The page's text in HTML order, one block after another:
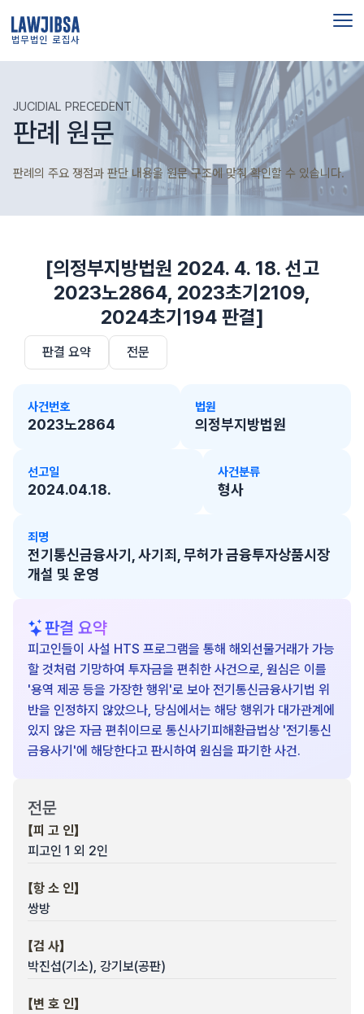
법무법인 로집사
JUCIDIAL PRECEDENT
판례 원문
판례의 주요 쟁점과 판단 내용을 원문 구조에 맞춰 확인할 수 있습니다.
[의정부지방법원 2024. 4. 18. 선고
2023노2864, 2023초기2109,
2024초기194 판결]
판결 요약 전문
사건번호
2023노2864
법원
의정부지방법원
선고일
2024.04.18.
사건분류
형사
죄명
전기통신금융사기, 사기죄, 무허가 금융투자상품시장
개설 및 운영
판결 요약
피고인들이 사설 HTS 프로그램을 통해 해외선물거래가 가능
할 것처럼 기망하여 투자금을 편취한 사건으로, 원심은 이를
'용역 제공 등을 가장한 행위'로 보아 전기통신금융사기법 위
반을 인정하지 않았으나, 당심에서는 해당 행위가 대가관계에
있지 않은 자금 편취이므로 통신사기피해환급법상 '전기통신
금융사기'에 해당한다고 판시하여 원심을 파기한 사건.
전문
【피 고 인】
피고인 1 외 2인
【항 소 인】
쌍방
【검 사】
박진섭(기소), 강기보(공판)
【변 호 인】